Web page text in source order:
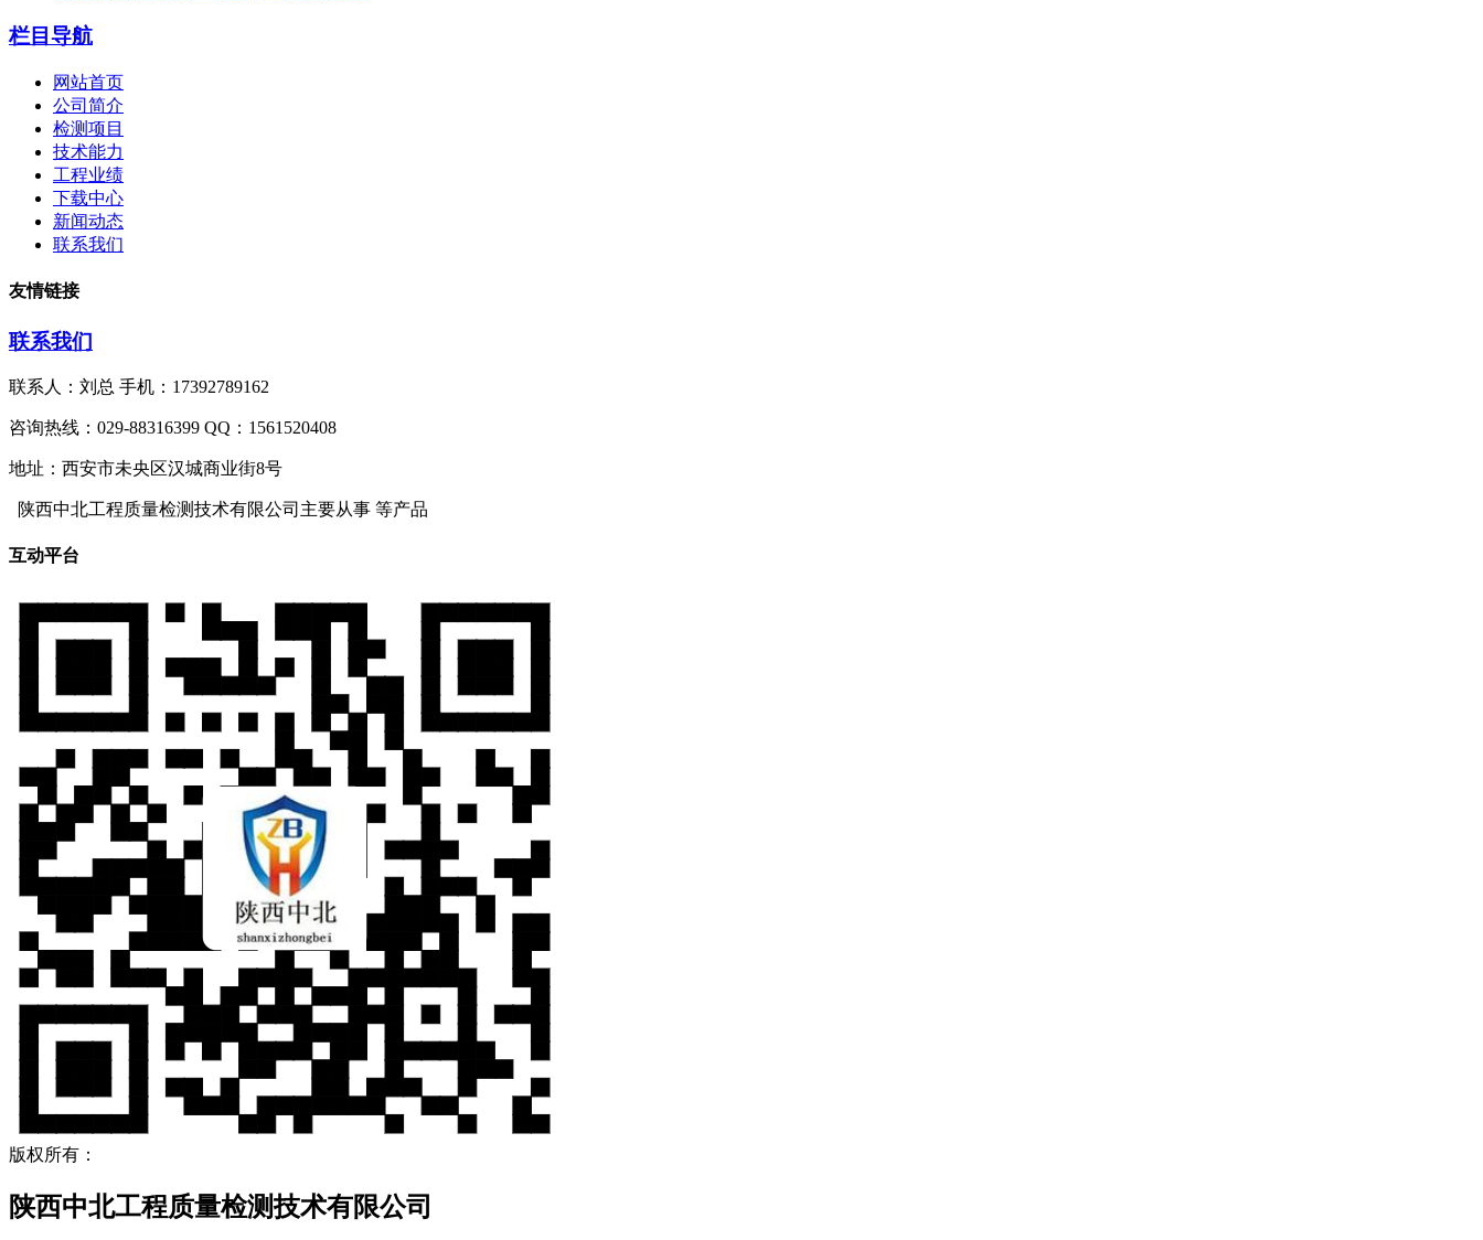
栏目导航
网站首页
公司简介
检测项目
技术能力
工程业绩
下载中心
新闻动态
联系我们
友情链接
联系我们
联系人：刘总 手机：17392789162
咨询热线：029-88316399 QQ：1561520408
地址：西安市未央区汉城商业街8号
陕西中北工程质量检测技术有限公司主要从事 等产品
互动平台
版权所有：
陕西中北工程质量检测技术有限公司